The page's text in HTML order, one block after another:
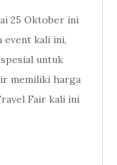
25 Oktober ini
event kali ini,
untuk
memiliki harga
Fair kali ini